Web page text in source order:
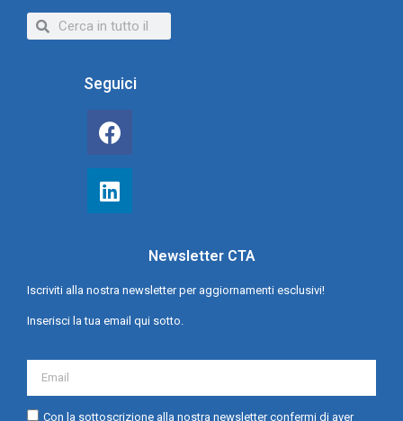
Seguici
Newsletter CTA
Iscriviti alla nostra newsletter per aggiornamenti esclusivi!
Inserisci la tua email qui sotto.
Con la sottoscrizione alla nostra newsletter confermi di aver